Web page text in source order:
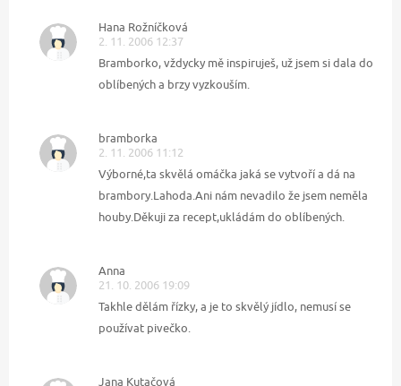
Hana Rožníčková
2. 11. 2006 12:37
Bramborko, vždycky mě inspiruješ, už jsem si dala do
oblíbených a brzy vyzkouším.
bramborka
2. 11. 2006 11:12
Výborné,ta skvělá omáčka jaká se vytvoří a dá na
brambory.Lahoda.Ani nám nevadilo že jsem neměla
houby.Děkuji za recept,ukládám do oblíbených.
Anna
21. 10. 2006 19:09
Takhle dělám řízky, a je to skvělý jídlo, nemusí se
používat pivečko.
Jana Kutačová